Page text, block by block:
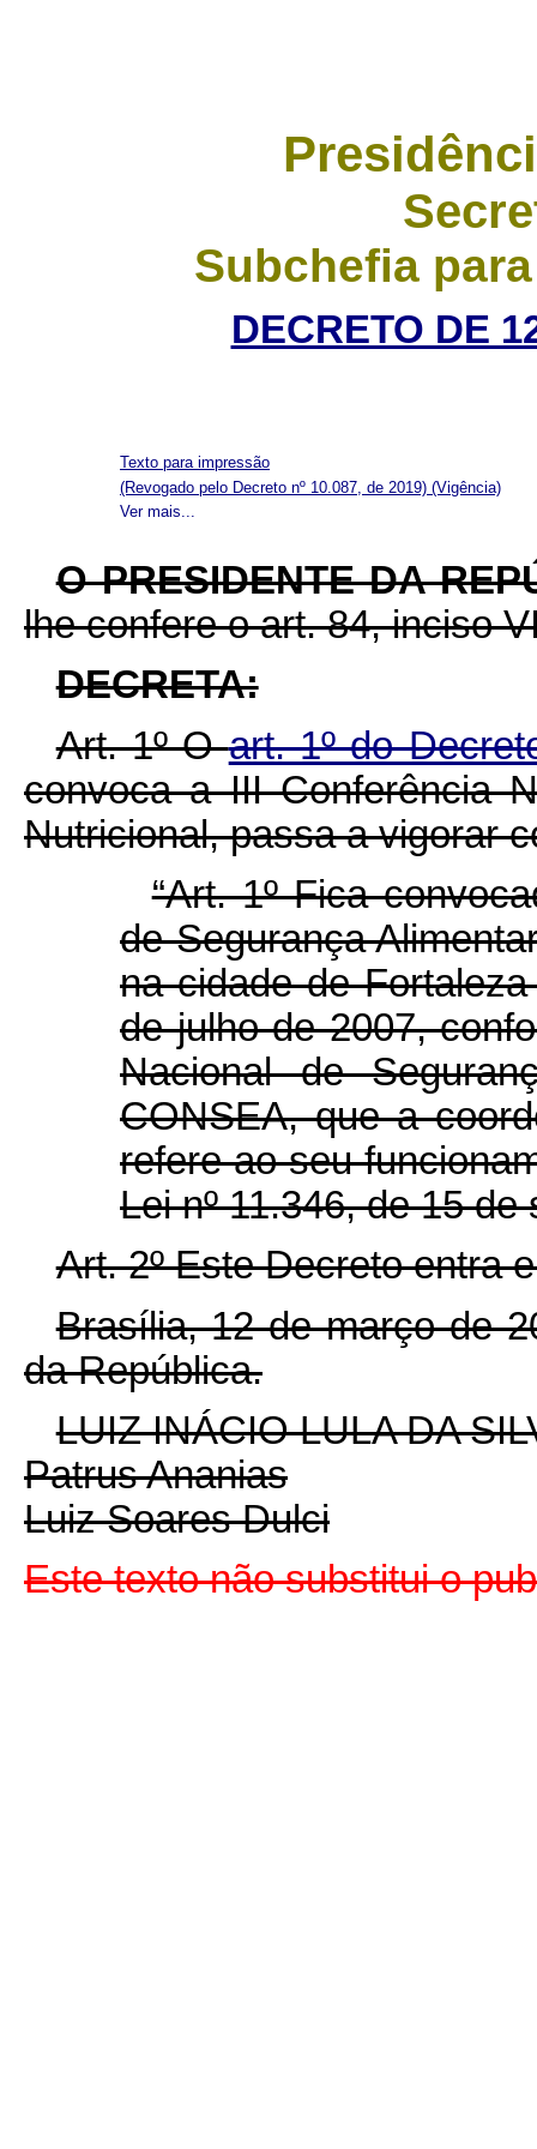
Subchefia
DECRETO DE
Texto para impressão
Ver mais...
(Revogado pelo Decreto nº 10.087, de 2019) (Vigência)
O PRESIDENTE DA
lhe confere o art. 84, inciso
DECRETA:
Art. 1º Oart. 1º do
convoca a III Conferência
Nutricional, passa a vigorar
“Art. 1º Fica
de Segurança
na cidade de
de julho de 2007,
Nacional de
CONSEA, que a
refere ao seu
Lei nº 11.346, de 15
Art. 2º Este Decreto entra
Brasília, 12 de março de
da República.
LUIZ INÁCIO LULA DA
Patrus Ananias
Luiz Soares Dulci
Este texto não substitui o